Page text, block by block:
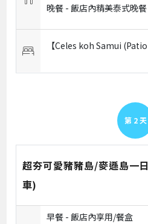
晚餐 -飯店內精美泰式晚餐
【Celes koh Samui
第 2 天
超夯可愛豬豬島/麥遜島一
車)
早餐 -飯店內享用/餐盒